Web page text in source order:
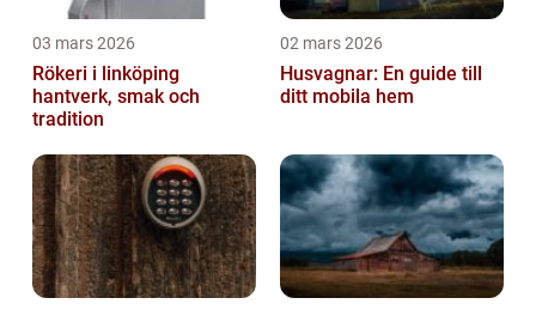
03 mars 2026
Rökeri i linköping
hantverk, smak och
tradition
02 mars 2026
Husvagnar: En guide till
ditt mobila hem